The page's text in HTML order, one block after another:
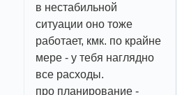
в нестабильной
ситуации оно тоже
работает, кмк. по крайне
мере - у тебя наглядно
все расходы.
про планирование -